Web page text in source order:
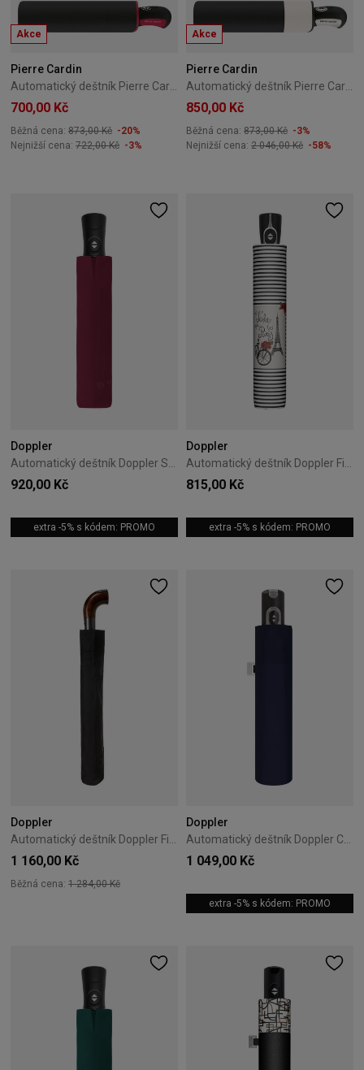
Akce
Pierre Cardin
700,00 Kč
Běžná cena: 873,00 Kč -20%
Nejnižší cena: 722,00 Kč -3%
Akce
Pierre Cardin
850,00 Kč
Běžná cena: 873,00 Kč -3%
Nejnižší cena: 2 046,00 Kč -58%
Doppler
920,00 Kč
extra -5% s kódem: PROMO
Doppler
815,00 Kč
extra -5% s kódem: PROMO
Doppler
1 160,00 Kč
Běžná cena: 1 284,00 Kč
Doppler
1 049,00 Kč
extra -5% s kódem: PROMO